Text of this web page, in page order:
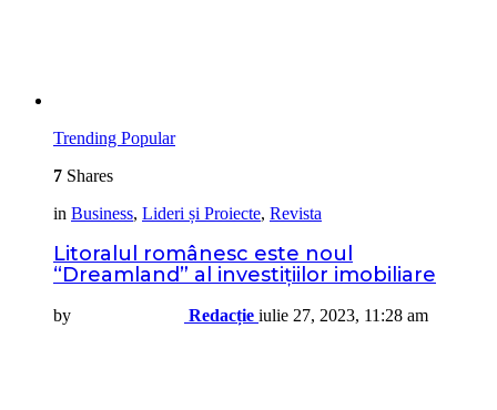
Trending Popular
7 Shares
in Business, Lideri și Proiecte, Revista
Litoralul românesc este noul
“Dreamland” al investițiilor imobiliare
by Redacție iulie 27, 2023, 11:28 am